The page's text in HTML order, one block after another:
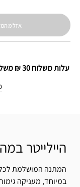
אזל
היילייטר
המתנה המושלמת
במיוחד, מעניקה